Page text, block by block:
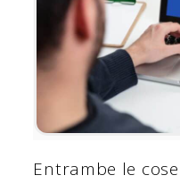
Entrambe le